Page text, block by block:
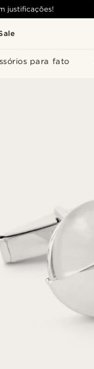
para fato
justificações!